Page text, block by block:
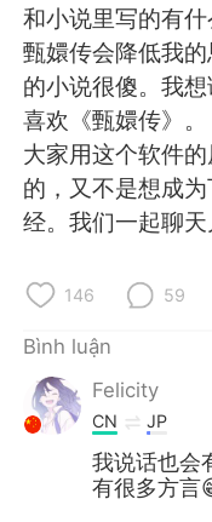
Deutsch
한국어
ไทย
Italiano
和小说里写的有
甄嬛传会降低我
的小说很傻。我
喜欢《甄嬛传》。
大家用这个软件
的，又不是想成
经。我们一起聊
146 59
Bình luận
Felicity
CN JP
我说话也会
有很多方言